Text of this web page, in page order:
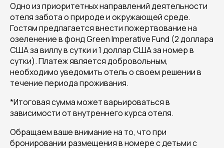
Одно из приоритетных направлений деятельности
отеля забота о природе и окружающей среде.
Гостям предлагается внести пожертвование на
озеленение в фонд Green Imperative Fund (2 доллара
США за виллу в сутки и 1 доллар США за номер в
сутки). Платеж является добровольным,
необходимо уведомить отель о своем решении в
течение периода проживания.
*Итоговая сумма может варьироваться в
зависимости от внутреннего курса отеля.
Обращаем ваше внимание на то, что при
бронировании размещения в номере с детьми с